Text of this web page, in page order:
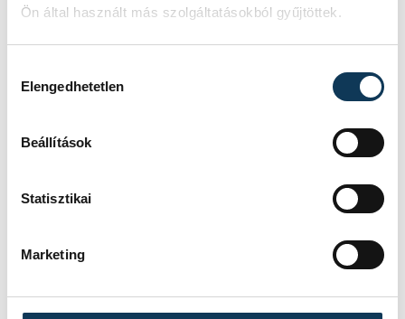
Ön által használt más szolgáltatásokból gyűjtöttek.
Elengedhetetlen
Beállítások
Statisztikai
Marketing
SOROZAT
VENDÉG
HELYSZÍN
RÉSZLETEK